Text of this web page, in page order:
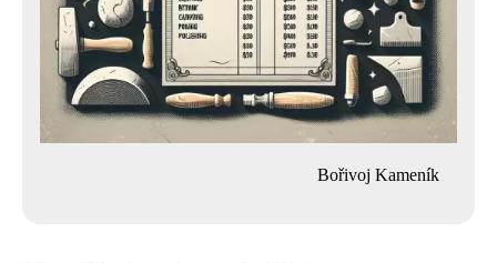
Bořivoj Kameník